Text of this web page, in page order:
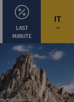
IT
LAST
MINUTE